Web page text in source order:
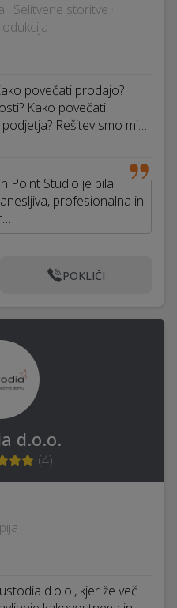
Selitvene storitve ·
povečati prodajo?
Kako povečati
Rešitev smo mi…
Point Studio je bila
profesionalna in
POKLIČI
d.o.o.
(4)
d.o.o., kjer že več